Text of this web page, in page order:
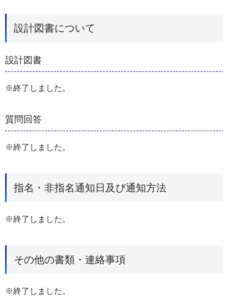
設計図書について
設計図書
※終了しました。
質問回答
※終了しました。
指名・非指名通知日及び通知方法
※終了しました。
その他の書類・連絡事項
※終了しました。